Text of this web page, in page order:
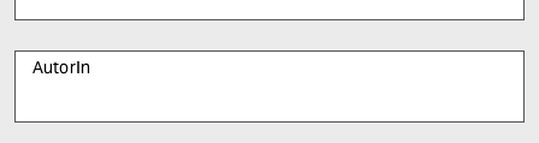
AutorIn